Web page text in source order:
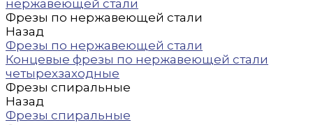
нержавеющей стали
Фрезы по нержавеющей стали
Назад
Фрезы по нержавеющей стали
Концевые фрезы по нержавеющей стали
четырехзаходные
Фрезы спиральные
Назад
Фрезы спиральные